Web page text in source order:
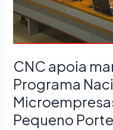
CNC apoia
Programa
Pequeno
de
Apoio
às
e
Empresas
de
Pequeno
Porte,